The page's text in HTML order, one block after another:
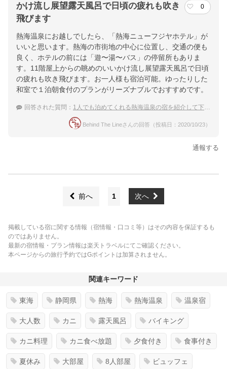
かけ流し展望露天風呂で日頃の疲れも吹き
飛びます
0
熱海温泉にお越しでしたら、「熱海ニューフジヤホテル」が
いいと思います。熱海の市街地の中心に位置し、交通の便も
良く、ホテルの前には「遊〜湯〜バス」の停留所もありま
す。11階屋上からの眺めのいいかけ流し展望露天風呂で日頃
の疲れも吹き飛びます。お一人様も宿泊可能。ゆったりした
和室で１泊朝食付のプランがリーズナブルでおすすめです。
回答された質問： 1人でも泊めてくれる熱海温泉の宿を紹介して下さい
Behind The Lineさんの回答（投稿日：2020/10/23）
通報する
前へ 1 次へ
掲載している宿に関する情報（宿情報・口コミ等）はその内容を保証するも
のではありません。
最新の宿情報・プラン情報は楽天トラベルにてご確認ください。
本ページからの旅行予約ではGポイントは加算されません。
関連キーワード
東海 静岡県 熱海 熱海温泉 温泉宿
大人数 カニ 露天風呂 バイキング
カニ料理 カニ食べ放題 夕食付き 食事付き
夏休み 大部屋 8人部屋 ビュッフェ